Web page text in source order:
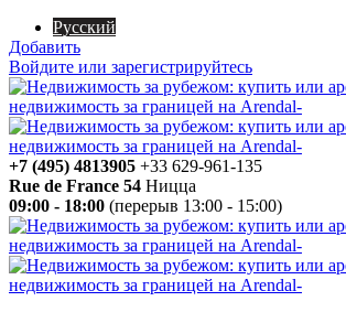
Русский
Добавить
Войдите или зарегистрируйтесь
+7 (495) 4813905 +33 629-961-135
Rue de France 54 Ницца
09:00 - 18:00 (перерыв 13:00 - 15:00)